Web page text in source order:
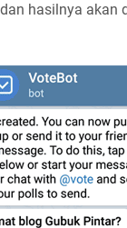
hasilnya akan